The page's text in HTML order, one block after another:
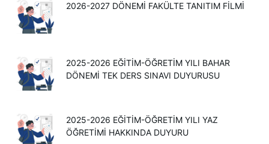
2026-2027 DÖNEMİ FAKÜLTE TANITIM FİLMİ
2025-2026 EĞITIM-ÖĞRETIM YILI BAHAR
DÖNEMI TEK DERS SINAVI DUYURUSU
2025-2026 EĞİTİM-ÖĞRETİM YILI YAZ
ÖĞRETİMİ HAKKINDA DUYURU